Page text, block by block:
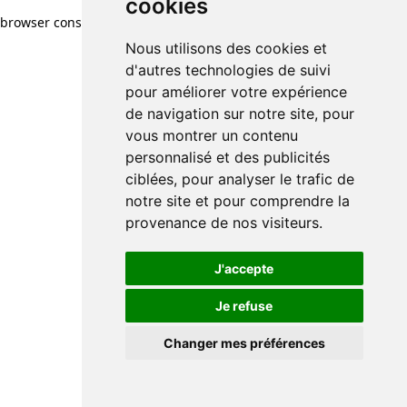
cookies
Nous utilisons des cookies et
d'autres technologies de suivi
pour améliorer votre expérience
de navigation sur notre site, pour
vous montrer un contenu
personnalisé et des publicités
ciblées, pour analyser le trafic de
notre site et pour comprendre la
provenance de nos visiteurs.
J'accepte
Je refuse
Changer mes préférences
browser console for more information)